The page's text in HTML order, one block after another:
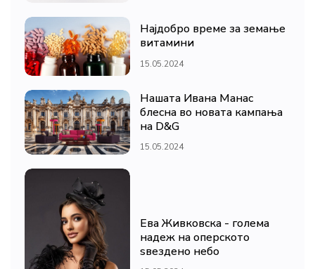
Најдобро време за земање
витамини
15.05.2024
Нашата Ивана Манас
блесна во новата кампања
на D&G
15.05.2024
Ева Живковска - голема
надеж на оперското
ѕвездено небо